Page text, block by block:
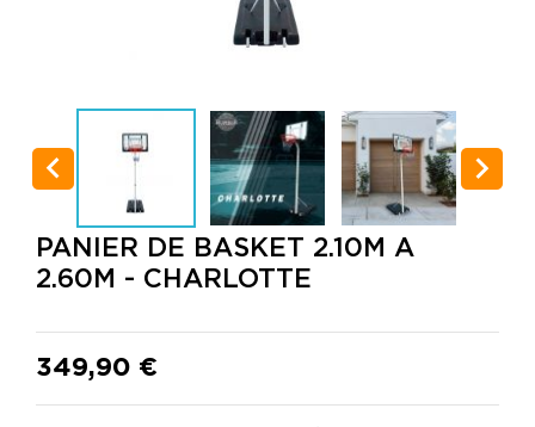
 
PANIER DE BASKET 2.10M A
2.60M - CHARLOTTE
349,90 €